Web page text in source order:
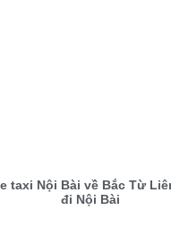
taxi Nội Bài về Bắc Từ
đi Nội Bài